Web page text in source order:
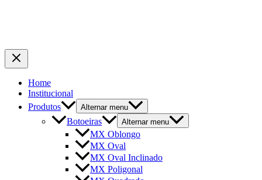
Home
Institucional
Produtos
Alternar menu
Botoeiras Alternar menu
MX Oblongo
MX Oval
MX Oval Inclinado
MX Poligonal